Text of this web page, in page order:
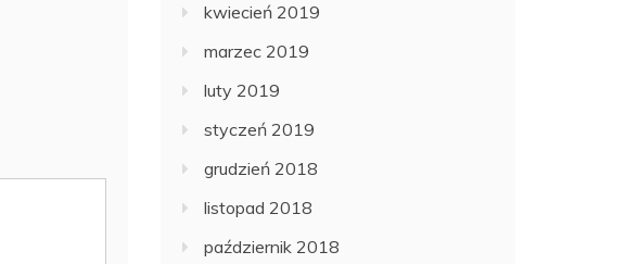
kwiecień 2019
marzec 2019
luty 2019
styczeń 2019
grudzień 2018
listopad 2018
październik 2018